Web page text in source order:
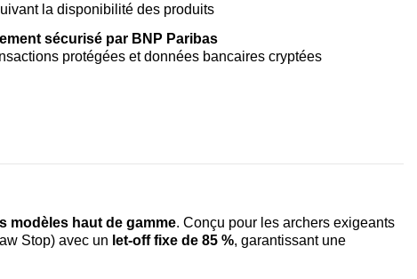
la disponibilité des produits
sécurisé par BNP Paribas
protégées et données bancaires cryptées
modèles haut de gamme. Conçu pour les archers exigeants
Stop) avec un let-off fixe de 85 %, garantissant une